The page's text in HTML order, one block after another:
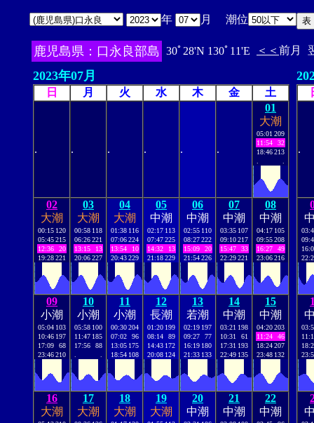
年 月 潮位
鹿児島県：口永良部島 30ﾟ28'N 130ﾟ11'E ＜＜ 前月
2023年07月
日 月 火 水 木 金 土
. . . . . .
01
大潮
05:01 209
11:54
32
18:46213
02
大潮
00:15 120
05:45215
12:36
20
19:28221
03
大潮
00:58 118
06:26221
13:15
13
20:06227
04
大潮
01:38 116
07:06224
13:54
10
20:43229
05
中潮
02:17 113
07:47225
14:32
13
21:18229
06
中潮
02:55 110
08:27222
15:09
20
21:54226
07
中潮
03:35 107
09:10217
15:47
33
22:29221
08
中潮
04:17 105
09:55208
16:27
49
23:06216
09
小潮
05:04 103
10:46 197
17:09
68
23:46210
10
小潮
05:58 100
11:47 185
17:56
88
11
小潮
00:30204
07:02
96
13:05 175
18:54 108
12
長潮
01:20 199
08:14
89
14:43 172
20:08 124
13
若潮
02:19 197
09:27
77
16:19 180
21:33 133
14
中潮
03:21 198
10:31
61
17:31 193
22:49 135
15
中潮
04:20203
11:24
46
18:24207
23:48 132
16
大潮
17
大潮
18
大潮
19
大潮
20
中潮
21
中潮
22
中潮
.